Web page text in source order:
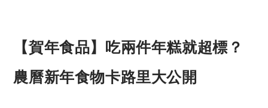
【賀年食品】吃兩件年糕就超標？
農曆新年食物卡路里大公開